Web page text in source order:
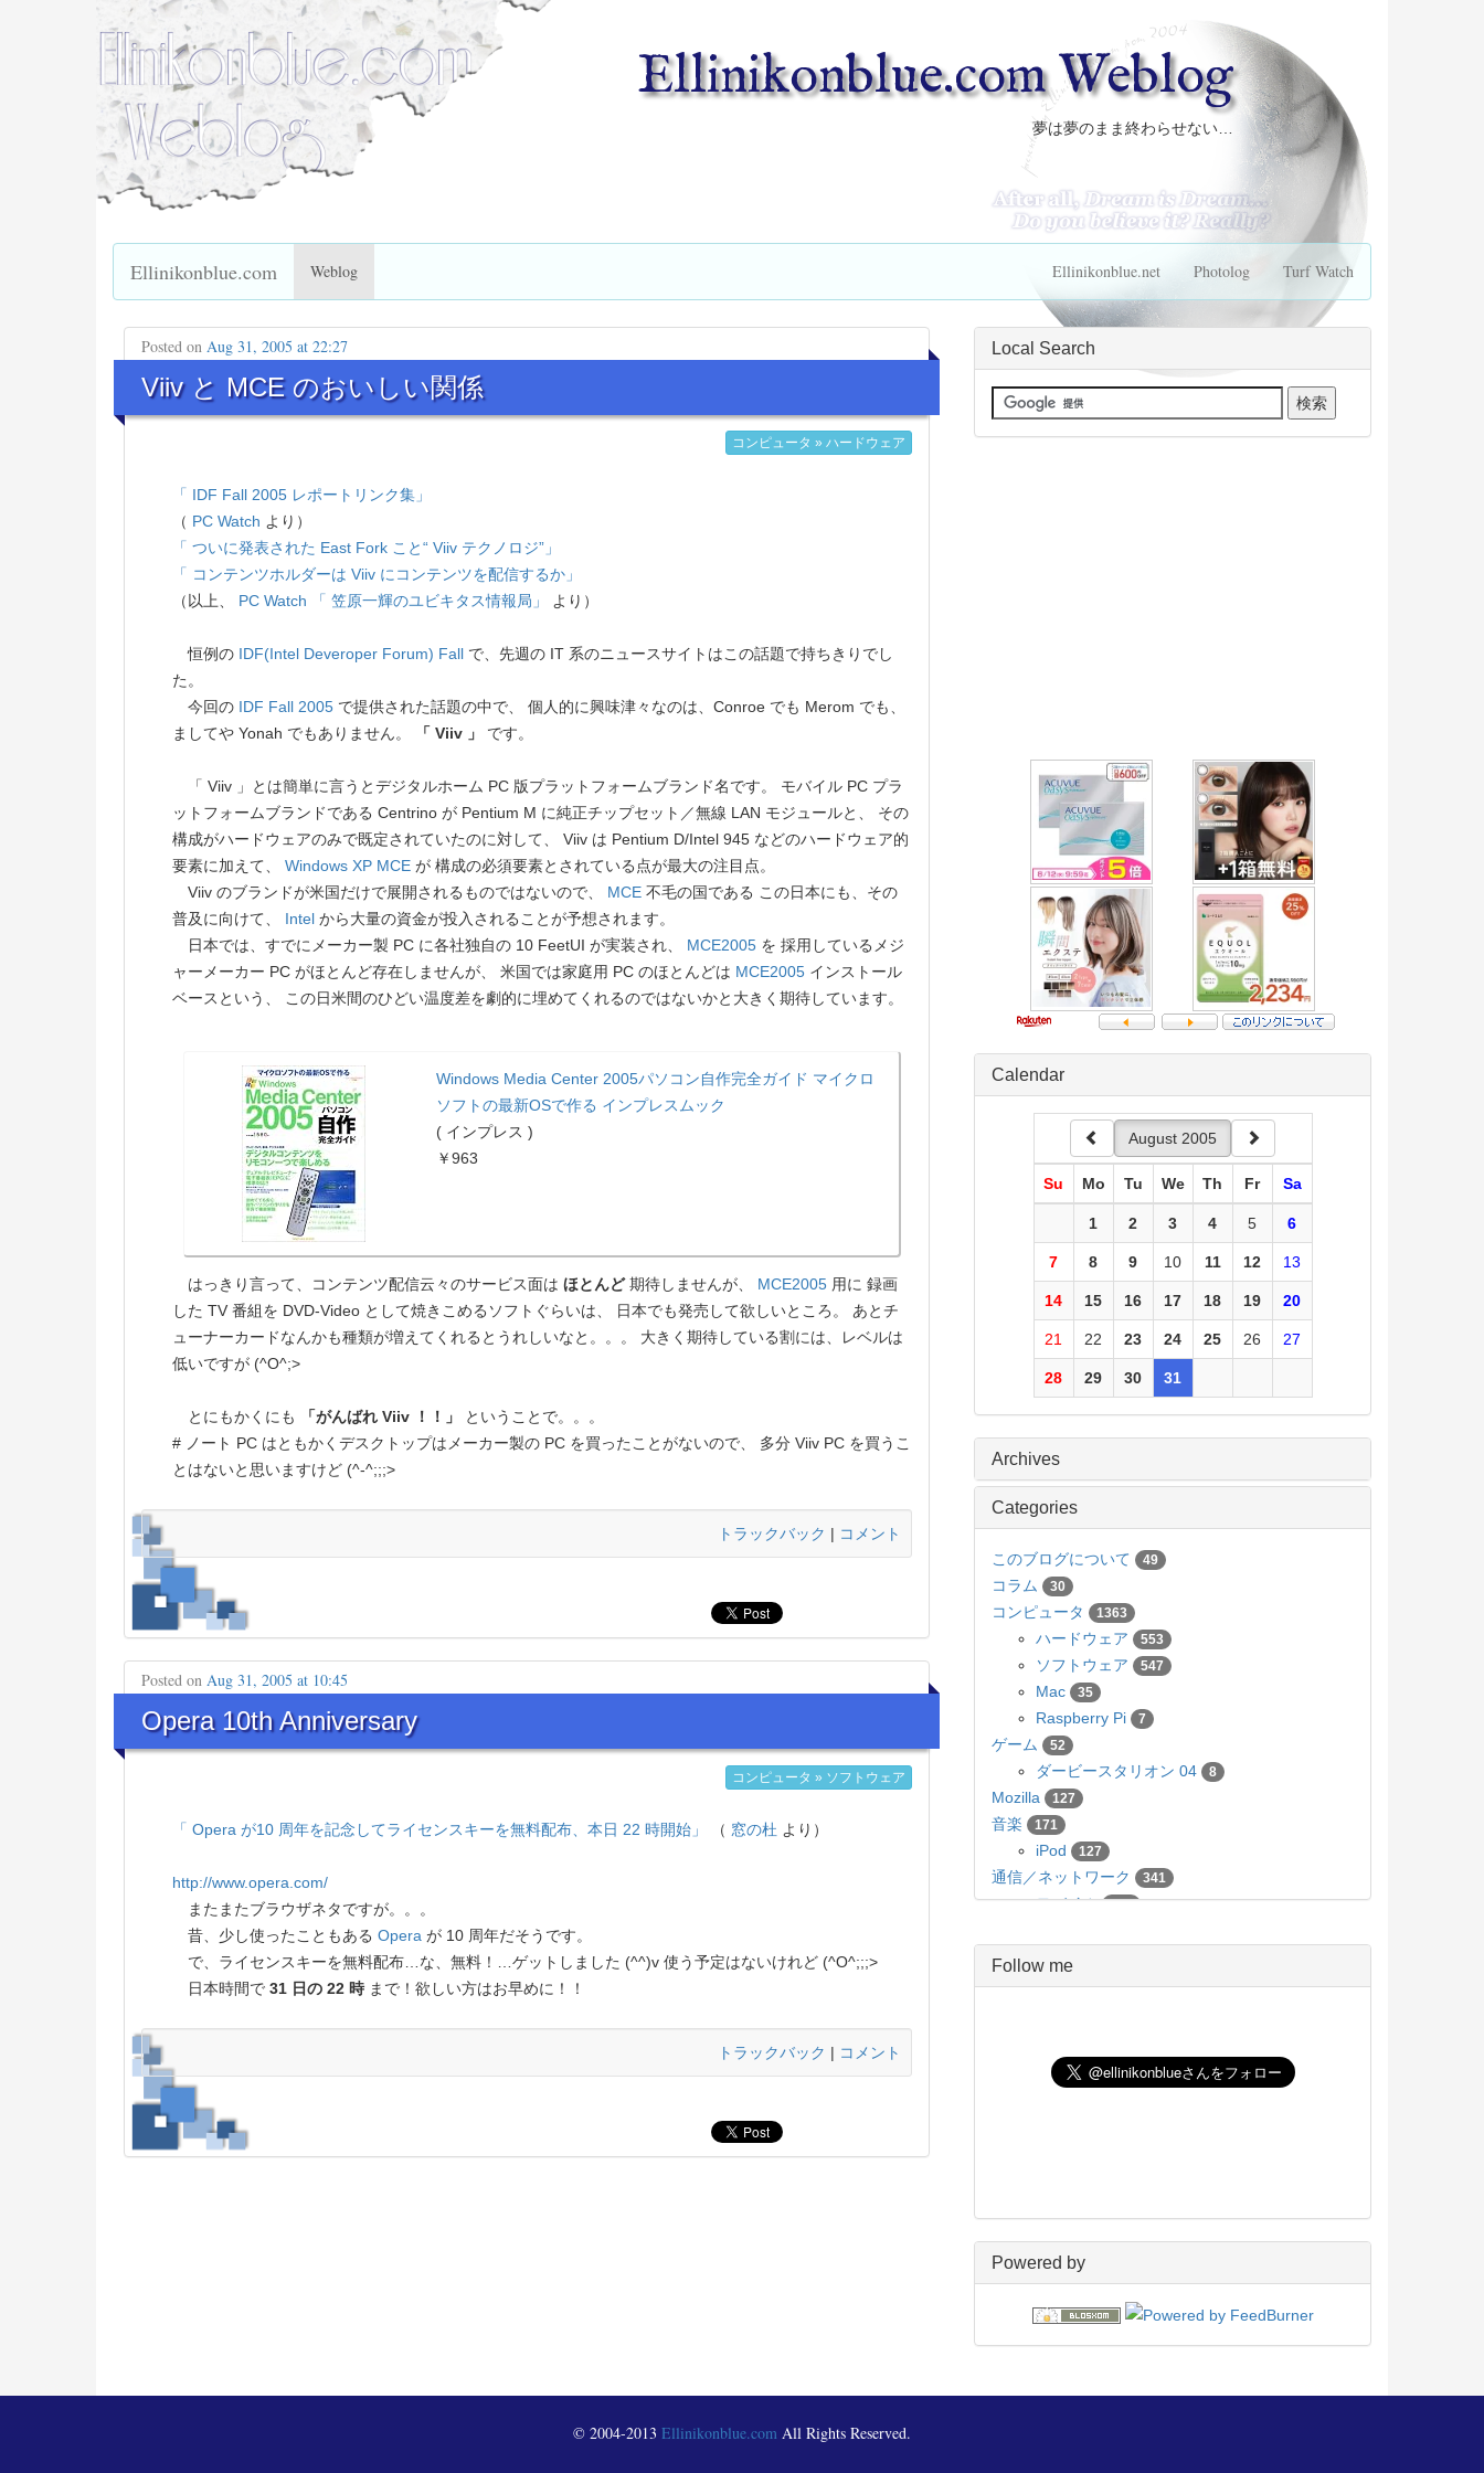
Ellinikonblue.com Weblog
夢は夢のまま終わらせない…
Ellinikonblue.com Weblog Ellinikonblue.net Photolog Turf Watch
Posted on Aug 31, 2005 at 22:27
Viiv と MCE のおいしい関係
コンピュータ » ハードウェア
「 IDF Fall 2005 レポートリンク集」
（ PC Watch より）
「 ついに発表された East Fork こと“ Viiv テクノロジ”」
「 コンテンツホルダーは Viiv にコンテンツを配信するか」
（以上、 PC Watch 「 笠原一輝のユビキタス情報局」 より）
恒例の IDF(Intel Deveroper Forum) Fall で、先週の IT 系のニュースサイトはこの話題で持ちきりでし
た。
今回の IDF Fall 2005 で提供された話題の中で、 個人的に興味津々なのは、Conroe でも Merom でも、
ましてや Yonah でもありません。
「 Viiv 」 です。
「 Viiv 」とは簡単に言うとデジタルホーム PC 版プラットフォームブランド名です。 モバイル PC プラ
ットフォームブランドである Centrino が Pentium M に純正チップセット／無線 LAN モジュールと、 その
構成がハードウェアのみで既定されていたのに対して、 Viiv は Pentium D/Intel 945 などのハードウェア的
要素に加えて、 Windows XP MCE が 構成の必須要素とされている点が最大の注目点。
Viiv のブランドが米国だけで展開されるものではないので、 MCE 不毛の国である この日本にも、その
普及に向けて、 Intel から大量の資金が投入されることが予想されます。
日本では、すでにメーカー製 PC に各社独自の 10 FeetUI が実装され、 MCE2005 を 採用しているメジ
ャーメーカー PC がほとんど存在しませんが、 米国では家庭用 PC のほとんどは MCE2005 インストール
ベースという、 この日米間のひどい温度差を劇的に埋めてくれるのではないかと大きく期待しています。
Windows Media Center 2005パソコン自作完全ガイド マイクロ
ソフトの最新OSで作る インプレスムック
( インプレス )
￥963
はっきり言って、コンテンツ配信云々のサービス面は ほとんど期待しませんが、 MCE2005 用に 録画
した TV 番組を DVD-Video として焼きこめるソフトぐらいは、 日本でも発売して欲しいところ。 あとチ
ューナーカードなんかも種類が増えてくれるとうれしいなと。。。 大きく期待している割には、レベルは
低いですが (^O^;>
とにもかくにも 「がんばれ Viiv ！！」
ということで。。。
# ノート PC はともかくデスクトップはメーカー製の PC を買ったことがないので、 多分 Viiv PC を買うこ
とはないと思いますけど (^-^;;;>
トラックバック | コメント
Posted on Aug 31, 2005 at 10:45
Opera 10th Anniversary
コンピュータ » ソフトウェア
「 Opera が10 周年を記念してライセンスキーを無料配布、本日 22 時開始」 （ 窓の杜 より）
http://www.opera.com/
またまたブラウザネタですが。。。
昔、少し使ったこともある Opera が 10 周年だそうです。
で、ライセンスキーを無料配布…な、無料！…ゲットしました (^^)v 使う予定はないけれど (^O^;;;>
日本時間で 31 日の 22 時 まで！欲しい方はお早めに！！
トラックバック | コメント
Local Search
Calendar
August 2005
Su Mo Tu We Th Fr Sa
1 2 3 4 5 6
7 8 9 10 11 12 13
14 15 16 17 18 19 20
21 22 23 24 25 26 27
28 29 30 31
Archives
Categories
このブログについて 49
コラム 30
コンピュータ 1363
ハードウェア 553
ソフトウェア 547
Mac 35
Raspberry Pi 7
ゲーム 52
ダービースタリオン 04 8
Mozilla 127
音楽 171
iPod 127
通信／ネットワーク 341
モバイル 136
Pico
UNIX 198
PukiWiki 18
日々の出来事 160
電子書籍
Follow me
Powered by
© 2004-2013 Ellinikonblue.com All Rights Reserved.